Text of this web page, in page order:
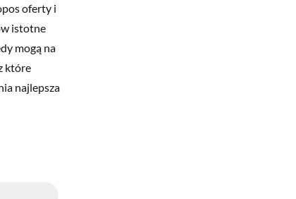
oferty i
istotne
mogą na
które
najlepsza